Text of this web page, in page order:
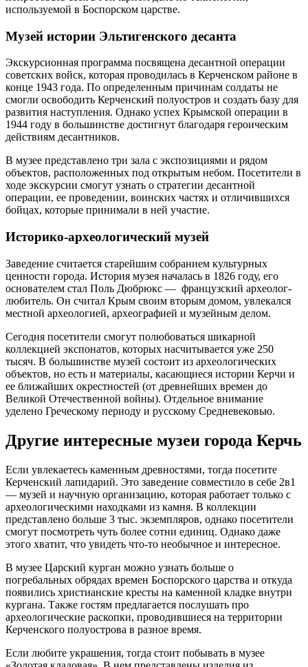
используемой в Боспорском царстве.
Музей истории Эльтигенского десанта
Экскурсионная программа посвящена десантной операции
советских войск, которая проводилась в Керченском районе в
конце 1943 года. По определенным причинам солдаты не
смогли освободить Керченский полуостров и создать базу для
развития наступления. Однако успех Крымской операции в
1944 году в большинстве достигнут благодаря героическим
действиям десантников.
В музее представлено три зала с экспозициями и рядом
объектов, расположенных под открытым небом. Посетители в
ходе экскурсии смогут узнать о стратегии десантной
операции, ее проведении, воинских частях и отличившихся
бойцах, которые принимали в ней участие.
Историко-археологический музей
Заведение считается старейшим собранием культурных
ценности города. История музея началась в 1826 году, его
основателем стал Поль Дюбрюкс — французский археолог-
любитель. Он считал Крым своим вторым домом, увлекался
местной археологией, археографией и музейным делом.
Сегодня посетители смогут полюбоваться шикарной
коллекцией экспонатов, которых насчитывается уже 250
тысяч. В большинстве музей состоит из археологических
объектов, но есть и материалы, касающиеся истории Керчи и
ее ближайших окрестностей (от древнейших времен до
Великой Отечественной войны). Отдельное внимание
уделено Греческому периоду и русскому Средневековью.
Другие интересные музеи города Керчь
Если увлекаетесь каменным древностями, тогда посетите
Керченский лапидарий. Это заведение совместило в себе 2в1
— музей и научную организацию, которая работает только с
археологическими находками из камня. В коллекции
представлено больше 3 тыс. экземпляров, однако посетители
смогут посмотреть чуть более сотни единиц. Однако даже
этого хватит, что увидеть что-то необычное и интересное.
В музее Царский курган можно узнать больше о
погребальных обрядах времен Боспорского царства и откуда
появились христианские кресты на каменной кладке внутри
кургана. Также гостям предлагается послушать про
археологические раскопки, проводившиеся на территории
Керченского полуострова в разное время.
Если любите украшения, тогда стоит побывать в музее